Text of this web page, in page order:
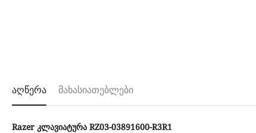
აღწერა მახასიათებლები
Razer კლავიატურა RZ03-03891600-R3R1